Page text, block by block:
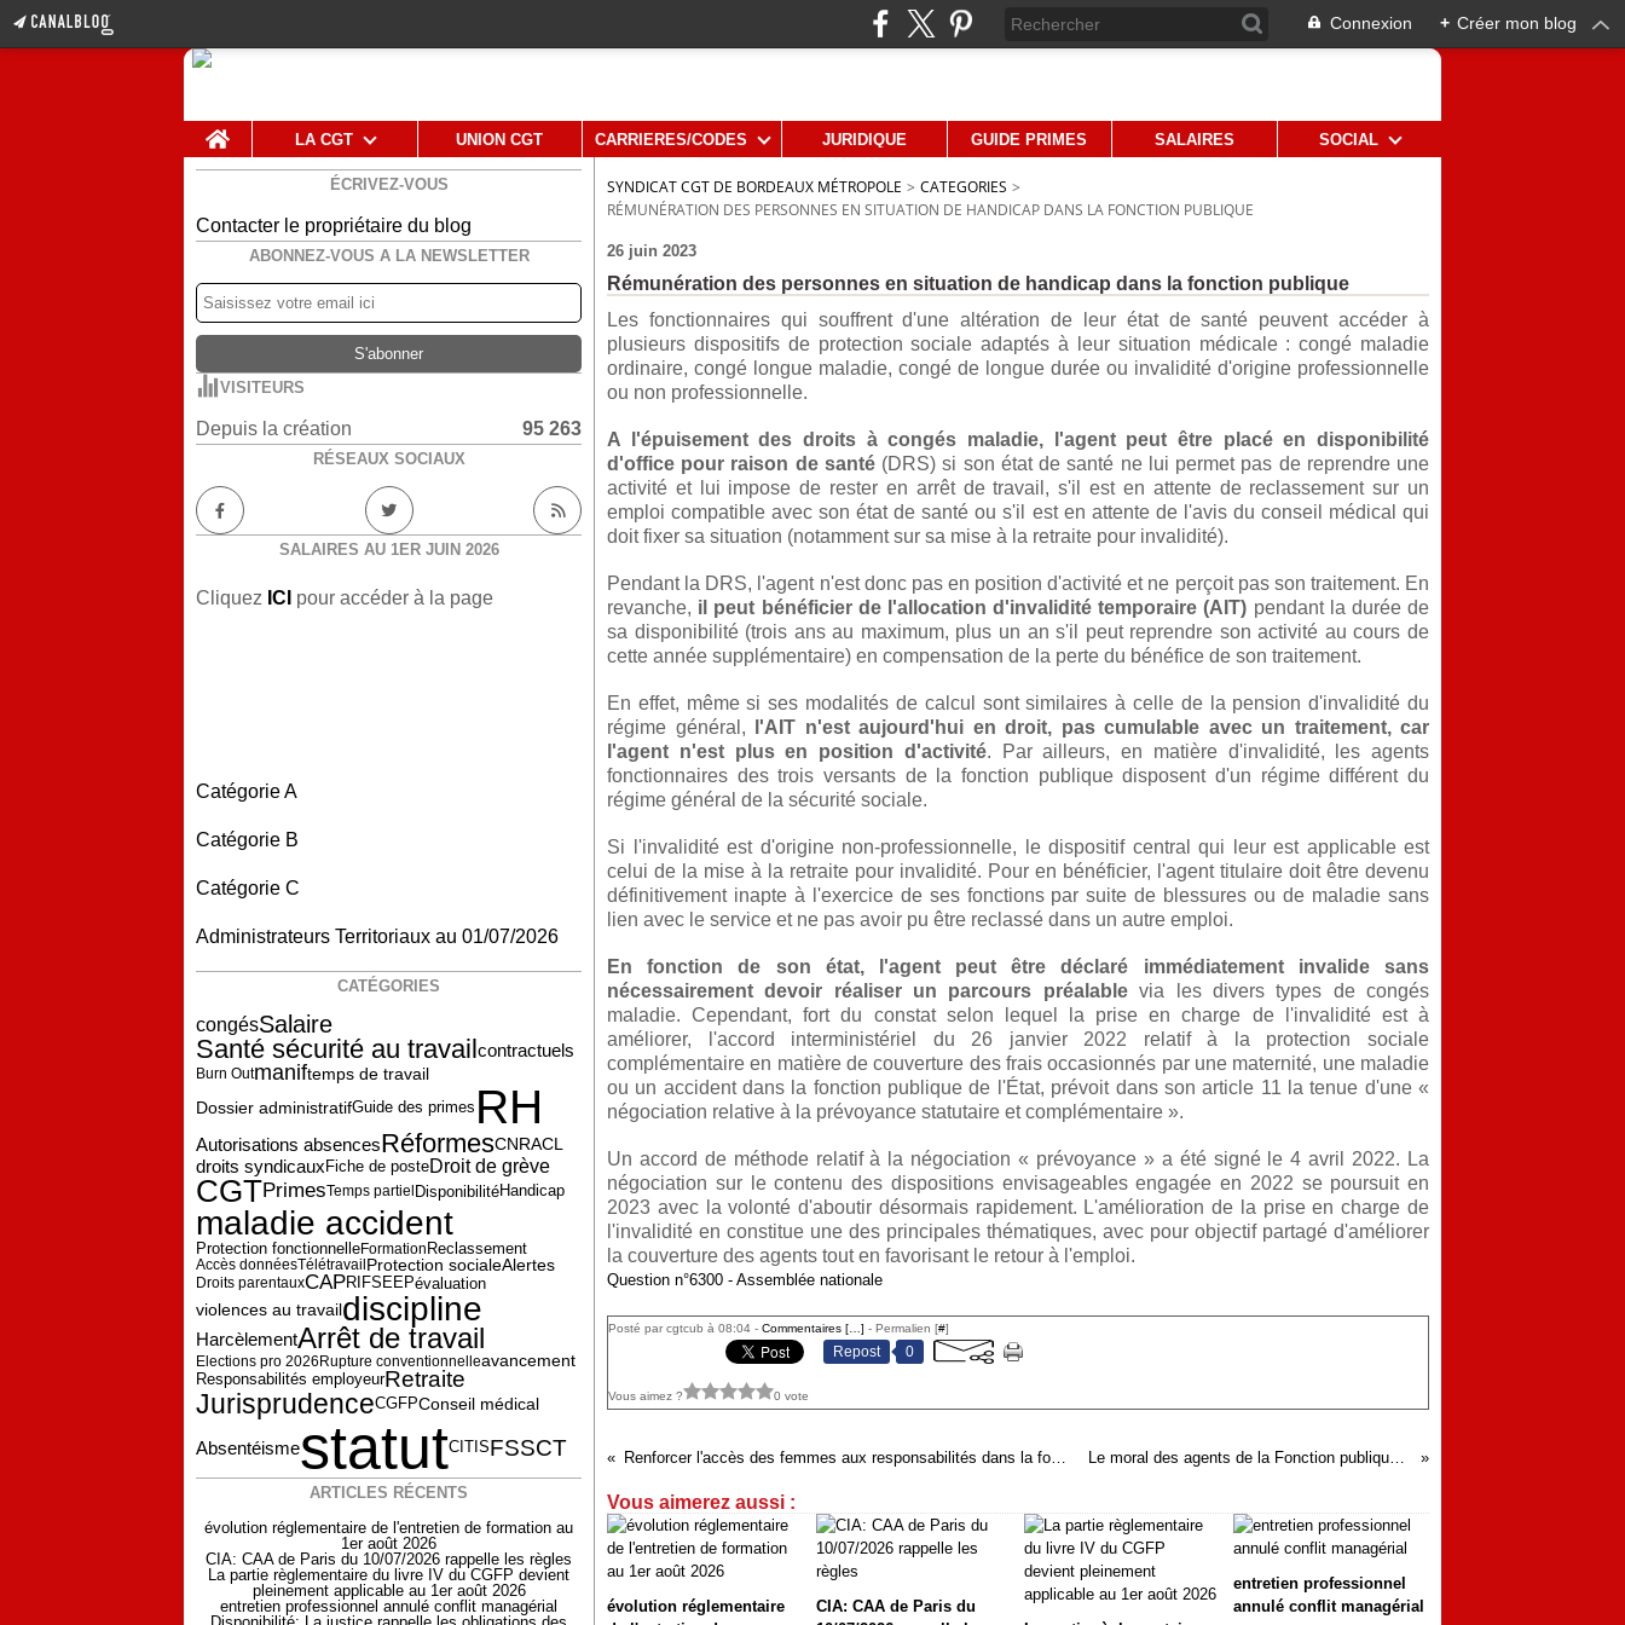
Connexion + Créer mon blog
Home
LA CGT UNION CGT CARRIERES/CODES JURIDIQUE GUIDE PRIMES SALAIRES SOCIAL
ÉCRIVEZ-VOUS
Contacter le propriétaire du blog
ABONNEZ-VOUS A LA NEWSLETTER
VISITEURS
Depuis la création 95 263
RÉSEAUX SOCIAUX
SALAIRES AU 1ER JUIN 2026
Cliquez ICI pour accéder à la page
Catégorie A
Catégorie B
Catégorie C
Administrateurs Territoriaux au 01/07/2026
CATÉGORIES
congésSalaire
Santé sécurité au travailcontractuels
Burn Outmaniftemps de travail
Dossier administratifGuide des primes RH
Autorisations absencesRéformesCNRACL
droits syndicauxFiche de posteDroit de grève
CGTPrimesTemps partiel DisponibilitéHandicap
maladie accident
Protection fonctionnelleFormationReclassement
Accès donnéesTélétravail Protection socialeAlertes
Droits parentauxCAPRIFSEEPévaluation
violences au travaildiscipline
HarcèlementArrêt de travail
Elections pro 2026Rupture conventionnelleavancement
Responsabilités employeurRetraite
JurisprudenceCGFPConseil médical
AbsentéismestatutCITISFSSCT
ARTICLES RÉCENTS
évolution réglementaire de l'entretien de formation au
1er août 2026
CIA: CAA de Paris du 10/07/2026 rappelle les règles
La partie règlementaire du livre IV du CGFP devient
pleinement applicable au 1er août 2026
entretien professionnel annulé conflit managérial
SYNDICAT CGT DE BORDEAUX MÉTROPOLE > CATEGORIES >
RÉMUNÉRATION DES PERSONNES EN SITUATION DE HANDICAP DANS LA FONCTION PUBLIQUE
26 juin 2023
Rémunération des personnes en situation de handicap dans la fonction publique
Les fonctionnaires qui souffrent d'une altération de leur état de santé peuvent accéder à
plusieurs dispositifs de protection sociale adaptés à leur situation médicale : congé maladie
ordinaire, congé longue maladie, congé de longue durée ou invalidité d'origine professionnelle
ou non professionnelle.
A l'épuisement des droits à congés maladie, l'agent peut être placé en disponibilité
d'office pour raison de santé(DRS) si son état de santé ne lui permet pas de reprendre une
activité et lui impose de rester en arrêt de travail, s'il est en attente de reclassement sur un
emploi compatible avec son état de santé ou s'il est en attente de l'avis du conseil médical qui
doit fixer sa situation (notamment sur sa mise à la retraite pour invalidité).
Pendant la DRS, l'agent n'est donc pas en position d'activité et ne perçoit pas son traitement. En
revanche, il peut bénéficier de l'allocation d'invalidité temporaire (AIT) pendant la durée de
sa disponibilité (trois ans au maximum, plus un an s'il peut reprendre son activité au cours de
cette année supplémentaire) en compensation de la perte du bénéfice de son traitement.
En effet, même si ses modalités de calcul sont similaires à celle de la pension d'invalidité du
régime général,
l'AIT n'est aujourd'hui en droit, pas cumulable avec un traitement, car
l'agent n'est plus en position d'activité. Par ailleurs, en matière d'invalidité, les agents
fonctionnaires des trois versants de la fonction publique disposent d'un régime différent du
régime général de la sécurité sociale.
Si l'invalidité est d'origine non-professionnelle, le dispositif central qui leur est applicable est
celui de la mise à la retraite pour invalidité. Pour en bénéficier, l'agent titulaire doit être devenu
définitivement inapte à l'exercice de ses fonctions par suite de blessures ou de maladie sans
lien avec le service et ne pas avoir pu être reclassé dans un autre emploi.
En fonction de son état, l'agent peut être déclaré immédiatement invalide sans
nécessairement devoir réaliser un parcours préalablevia les divers types de congés
maladie. Cependant, fort du constat selon lequel la prise en charge de l'invalidité est à
améliorer, l'accord interministériel du 26 janvier 2022 relatif à la protection sociale
complémentaire en matière de couverture des frais occasionnés par une maternité, une maladie
ou un accident dans la fonction publique de l'État, prévoit dans son article 11 la tenue d'une «
négociation relative à la prévoyance statutaire et complémentaire ».
Un accord de méthode relatif à la négociation « prévoyance » a été signé le 4 avril 2022. La
négociation sur le contenu des dispositions envisageables engagée en 2022 se poursuit en
2023 avec la volonté d'aboutir désormais rapidement. L'amélioration de la prise en charge de
l'invalidité en constitue une des principales thématiques, avec pour objectif partagé d'améliorer
la couverture des agents tout en favorisant le retour à l'emploi.
Question n°6300 - Assemblée nationale
Posté par cgtcub à 08:04 - Commentaires [ ] - Permalien [#]
Repost 0
Vous aimez ? 0 vote
Renforcer l'accès des femmes aux responsabilités dans la fonction publique (Proposition de loi en navette) Le moral des agents de la Fonction publique continue de se dégrader en 2023
Vous aimerez aussi :
évolution réglementaire
CIA: CAA de Paris du
entretien professionnel
annulé conflit managérial